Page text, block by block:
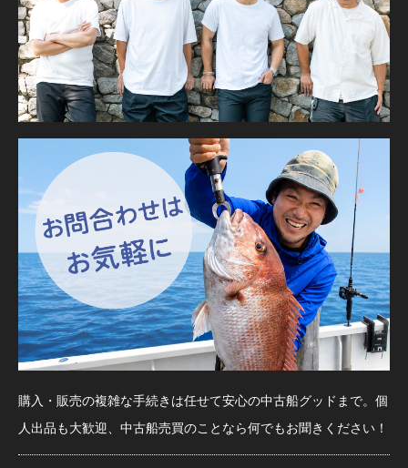
購入・販売の複雑な手続きは任せて安心の中古船グッドまで。個
人出品も大歓迎、中古船売買のことなら何でもお聞きください！